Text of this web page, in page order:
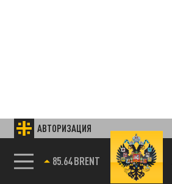
АВТОРИЗАЦИЯ
85.64 BRENT